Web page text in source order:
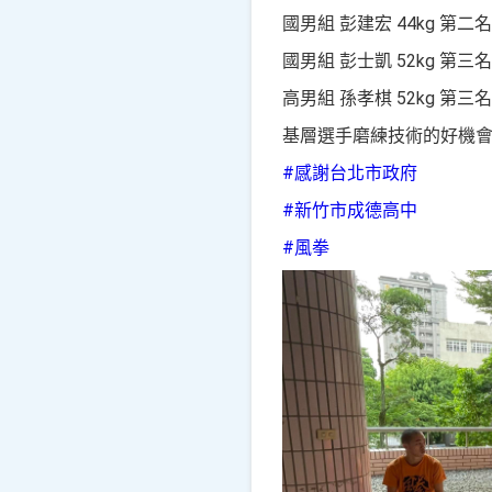
國男組 彭建宏 44kg 第二名
國男組 彭士凱 52kg 第三名
高男組 孫孝棋 52kg 第三名
基層選手磨練技術的好機會
#感謝台北市政府
#新竹市成德高中
#風拳